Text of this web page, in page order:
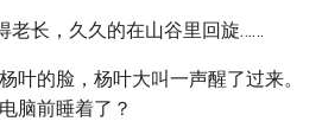
老长，久久的在山谷里回旋……
叶的脸，杨叶大叫一声醒了过来。
脑前睡着了？